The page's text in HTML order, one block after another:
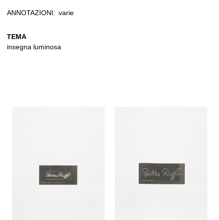
ANNOTAZIONI: varie
TEMA
insegna luminosa